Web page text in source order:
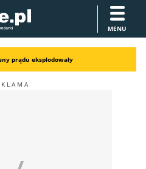
MENU
prądu eksplodowały